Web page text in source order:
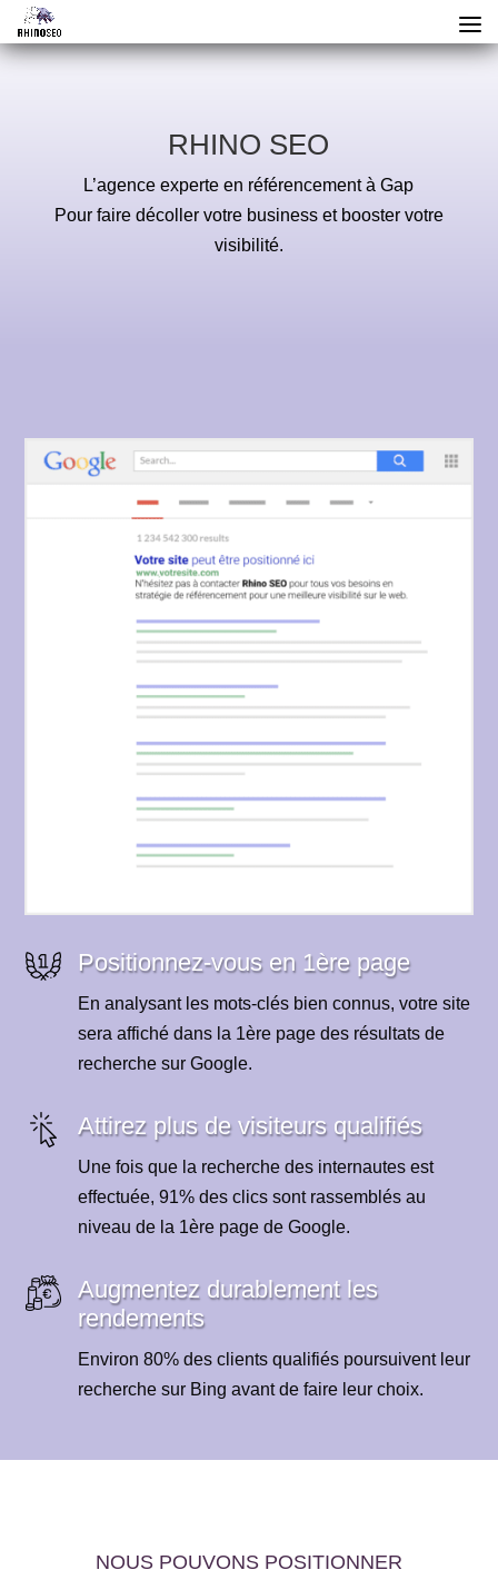
RHINO SEO
L’agence experte en référencement à Gap
Pour faire décoller votre business et booster votre
visibilité.
Positionnez-vous en 1ère page
En analysant les mots-clés bien connus, votre site
sera affiché dans la 1ère page des résultats de
recherche sur Google.
Attirez plus de visiteurs qualifiés
Une fois que la recherche des internautes est
effectuée, 91% des clics sont rassemblés au
niveau de la 1ère page de Google.
Augmentez durablement les
rendements
Environ 80% des clients qualifiés poursuivent leur
recherche sur Bing avant de faire leur choix.
NOUS POUVONS POSITIONNER